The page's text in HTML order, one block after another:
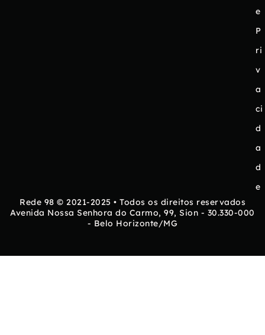
e
P
ri
v
a
ci
d
a
d
e
Rede 98 © 2021-2025 • Todos os direitos reservados
Avenida Nossa Senhora do Carmo, 99, Sion - 30.330-000
- Belo Horizonte/MG